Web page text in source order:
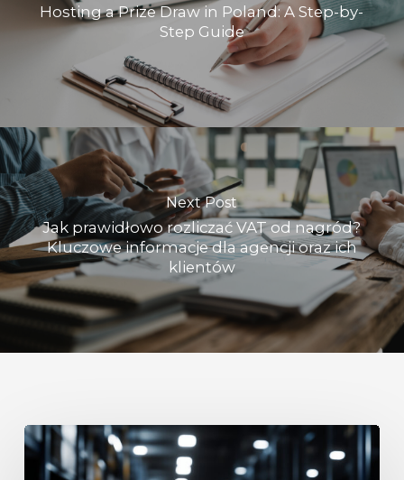
Hosting a Prize Draw in Poland: A Step-by-
Step Guide
Next Post
Jak prawidłowo rozliczać VAT od nagród?
Kluczowe informacje dla agencji oraz ich
klientów